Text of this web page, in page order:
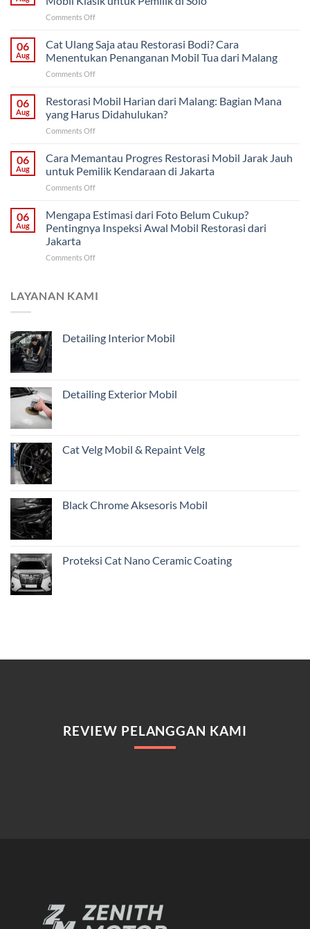
Comments Offon
Bertahap
atau
Sekaligus?
Strategi
Mobil
Klasik
Solo
06
Aug
Cat Ulang Saja atau Restorasi Bodi? Cara
Menentukan Penanganan Mobil Tua dari Malang
Comments Offon
Ulang
Saja
atau
Restorasi
Cara
Menentukan
dari
Malang
06
Aug
Restorasi Mobil Harian dari Malang: Bagian Mana
yang Harus Didahulukan?
Comments Offon
Mobil
Harian
dari
Malang:
Mana
yang
06
Aug
Cara Memantau Progres Restorasi Mobil Jarak Jauh
untuk Pemilik Kendaraan di Jakarta
Comments Offon
Memantau
Progres
Restorasi
Jarak
Pemilik
06
Aug
Mengapa Estimasi dari Foto Belum Cukup?
Pentingnya Inspeksi Awal Mobil Restorasi dari
Jakarta
Comments Offon
dari
Pentingnya
dari
LAYANAN KAMI
Detailing Interior Mobil
Detailing Exterior Mobil
Cat Velg Mobil & Repaint Velg
Black Chrome Aksesoris Mobil
Proteksi Cat Nano Ceramic Coating
REVIEW PELANGGAN KAMI